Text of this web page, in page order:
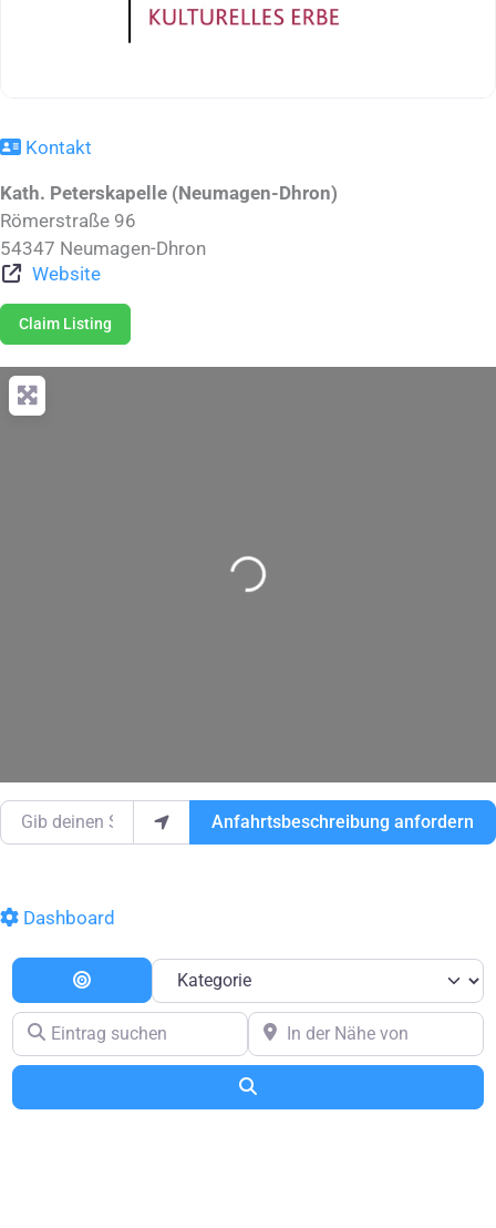
Kontakt
Kath. Peterskapelle (Neumagen-Dhron)
Römerstraße 96
54347 Neumagen-Dhron
Website
Claim Listing
Wird geladen …
Gib deinen Standort ein.
Anfahrtsbeschreibung anfordern
Dashboard
Entfernung
Kategorie
Eintrag suchen In der Nähe von